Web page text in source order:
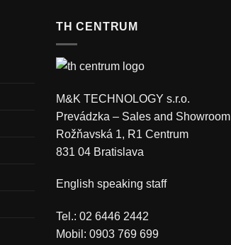
TH CENTRUM
M&K TECHNOLOGY s.r.o.
Prevádzka – Sales and Showroom
Rožňavská 1, R1 Centrum
831 04 Bratislava
English speaking staff
Tel.: 02 6446 2442
Mobil: 0903 769 699